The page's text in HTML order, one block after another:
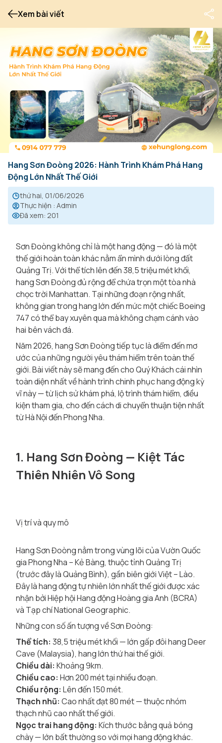
Xem bài viết
Hang Sơn Đoòng 2026: Hành Trình Khám Phá Hang
Động Lớn Nhất Thế Giới
thứ hai, 01/06/2026
Thực hiện : Admin
Đã xem: 201
Sơn Đoòng không chỉ là một hang động — đó là một
thế giới hoàn toàn khác nằm ẩn mình dưới lòng đất
Quảng Trị. Với thể tích lên đến 38,5 triệu mét khối,
hang Sơn Đoòng đủ rộng để chứa trọn một tòa nhà
chọc trời Manhattan. Tại những đoạn rộng nhất,
không gian trong hang lớn đến mức một chiếc Boeing
747 có thể bay xuyên qua mà không chạm cánh vào
hai bên vách đá.
Năm 2026, hang Sơn Đoòng tiếp tục là điểm đến mơ
ước của những người yêu thám hiểm trên toàn thế
giới. Bài viết này sẽ mang đến cho Quý Khách cái nhìn
toàn diện nhất về hành trình chinh phục hang động kỳ
vĩ này — từ lịch sử khám phá, lộ trình thám hiểm, điều
kiện tham gia, cho đến cách di chuyển thuận tiện nhất
từ Hà Nội đến Phong Nha.
1. Hang Sơn Đoòng — Kiệt Tác
Thiên Nhiên Vô Song
Vị trí và quy mô
Hang Sơn Đoòng nằm trong vùng lõi của Vườn Quốc
gia Phong Nha – Kẻ Bàng, thuộc tỉnh Quảng Trị
(trước đây là Quảng Bình), gần biên giới Việt – Lào.
Đây là hang động tự nhiên lớn nhất thế giới được xác
nhận bởi Hiệp hội Hang động Hoàng gia Anh (BCRA)
và Tạp chí National Geographic.
Những con số ấn tượng về Sơn Đoòng:
Thể tích: 38,5 triệu mét khối — lớn gấp đôi hang Deer
Cave (Malaysia), hang lớn thứ hai thế giới.
Chiều dài: Khoảng 9km.
Chiều cao: Hơn 200 mét tại nhiều đoạn.
Chiều rộng: Lên đến 150 mét.
Thạch nhũ: Cao nhất đạt 80 mét — thuộc nhóm
thạch nhũ cao nhất thế giới.
Ngọc trai hang động: Kích thước bằng quả bóng
chày — lớn bất thường so với mọi hang động khác.